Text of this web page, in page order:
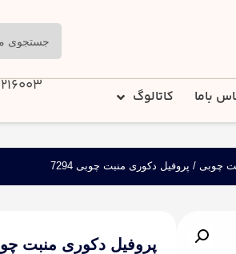
باما کاتالوگ
- 76219243 - 76219235
چوبی / پروفیل دکوری منبت چوبی 7294
پروفیل دکوری منبت چوبی